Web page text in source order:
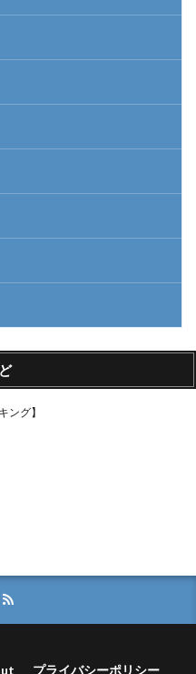
ング】
プライバシーポリシー